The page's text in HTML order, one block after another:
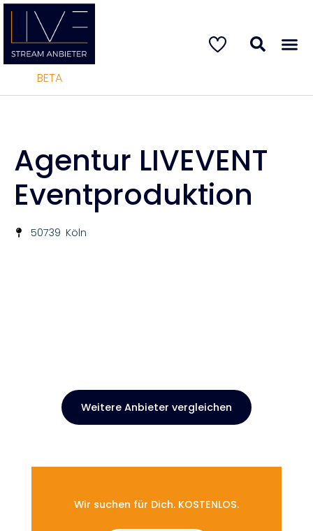
BETA
Agentur LIVEVENT
Eventproduktion
50739 Köln
Weitere Anbieter vergleichen
Wir suchen für Dich. KOSTENLOS.